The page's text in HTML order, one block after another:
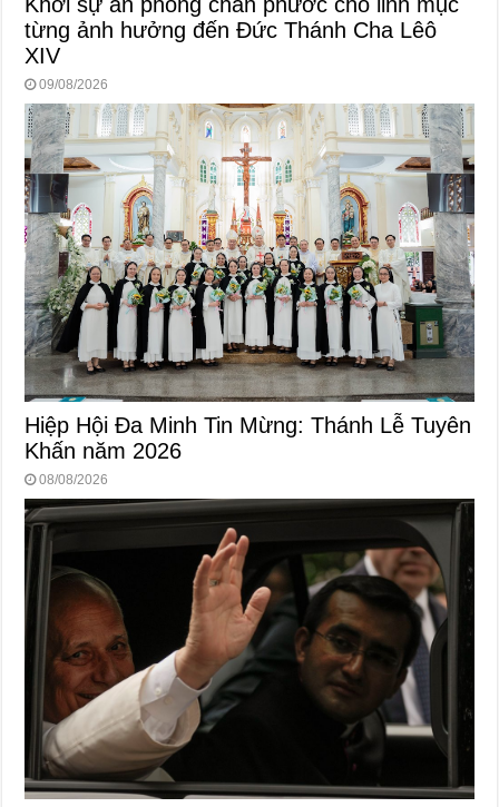
từng ảnh hưởng đến Đức Thánh Cha Lêô
XIV
09/08/2026
Hiệp Hội Đa Minh Tin Mừng: Thánh Lễ Tuyên
Khấn năm 2026
08/08/2026